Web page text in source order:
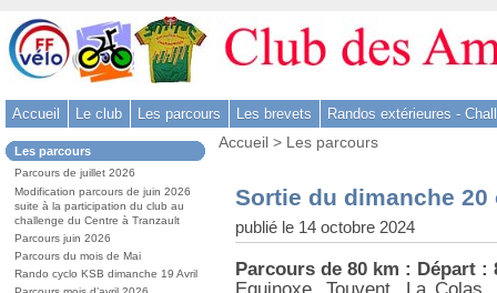
Aller
au
contenu
Aller
menu
-
Aller
à
la
Accueil Le club Les parcours Les brevets Randos extérieures -
Dans
la
rubrique
:
Les parcours
Parcours de juillet 2026
Modification parcours de juin 2026
suite à la participation du club au
challenge du Centre à Tranzault
Parcours juin 2026
Parcours du mois de Mai
Rando cyclo KSB dimanche 19 Avril
Vous
Accueil > Les parcours
Sortie du dimanche 20
publié le 14 octobre 2024
Parcours de 80 km : Départ :
Equinoxe, Touvent, La